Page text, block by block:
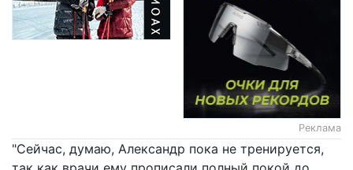
Реклама
"Сейчас, думаю, Александр пока не тренируется,